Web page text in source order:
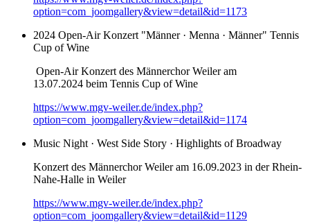
option=com_joomgallery&view=detail&id=1173
2024 Open-Air Konzert "Männer · Menna · Männer" Tennis
Cup of Wine
Open-Air Konzert des Männerchor Weiler am
13.07.2024 beim Tennis Cup of Wine
https://www.mgv-weiler.de/index.php?
option=com_joomgallery&view=detail&id=1174
Music Night · West Side Story · Highlights of Broadway
Konzert des Männerchor Weiler am 16.09.2023 in der Rhein-
Nahe-Halle in Weiler
https://www.mgv-weiler.de/index.php?
option=com_joomgallery&view=detail&id=1129